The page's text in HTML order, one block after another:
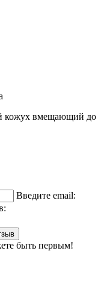
вмещающий до
Введите email:
быть первым!